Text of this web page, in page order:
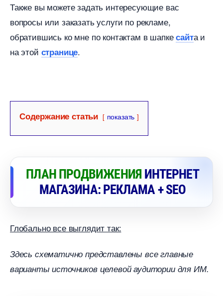
Также вы можете задать интересующие вас
опросы или заказать услуги по рекламе,
обратившись ко мне по контактам в шапкесайта и
на этой странице.
Содержание статьи показать
ПЛАН ПРОДВИЖЕНИЯИНТЕРНЕТ
МАГАЗИНА: РЕКЛАМА + SEO
Глобально все выглядит так:
Здесь схематично представлены все главные
арианты источников целевой аудитории для ИМ.